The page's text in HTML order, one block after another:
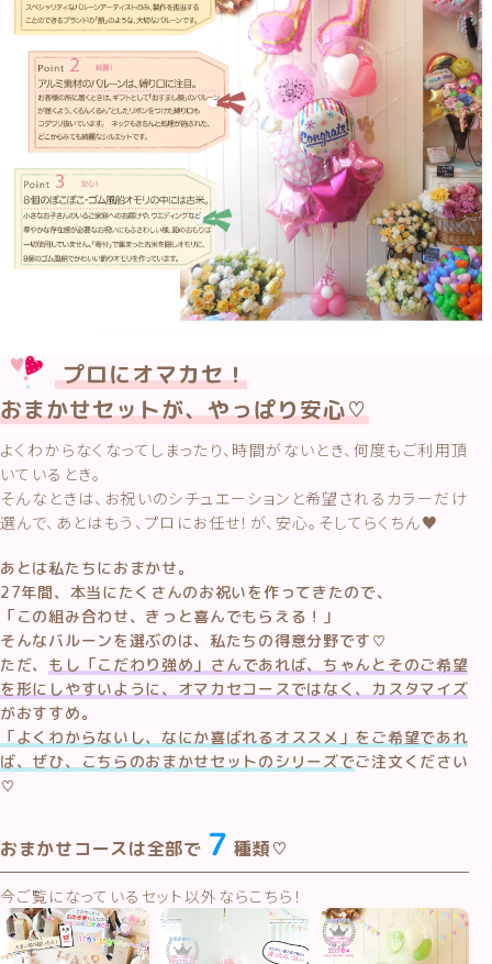
プロにオマカセ！
おまかせセットが、やっぱり安心♡
よくわからなくなってしまったり、時間がないとき、何度もご利用頂
いているとき。
そんなときは、お祝いのシチュエーションと希望されるカラーだけ
選んで、あとはもう、プロにお任せ！が、安心。そしてらくちん♥
あとは私たちにおまかせ。
27年間、本当にたくさんのお祝いを作ってきたので、
「この組み合わせ、きっと喜んでもらえる！」
そんなバルーンを選ぶのは、私たちの得意分野です♡
ただ、 もし「こだわり強め」さんであれば、ちゃんとそのご希望
を形にしやすいように、オマカセコースではなく、カスタマイズ
がおすすめ。
「よくわからないし、なにか喜ばれるオススメ」をご希望であれ
ば、ぜひ、こちらのおまかせセットのシリーズでご注文ください
♡
おまかせコースは全部で ７ 種類♡
今ご覧になっているセット以外ならこちら！